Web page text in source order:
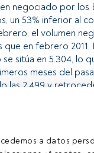
a datos
negociado por los
un 53% inferior al
el volumen
que en febrero 2011.
sitúa en 5.304, lo
meses del
las 2.499 y
aún no tienes